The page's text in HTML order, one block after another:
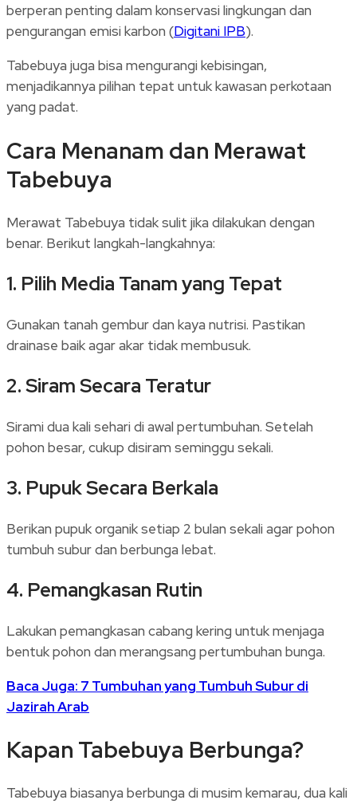
berperan penting dalam konservasi lingkungan dan
pengurangan emisi karbon (Digitani IPB).
Tabebuya juga bisa mengurangi kebisingan,
menjadikannya pilihan tepat untuk kawasan perkotaan
yang padat.
Cara Menanam dan Merawat
Tabebuya
Merawat Tabebuya tidak sulit jika dilakukan dengan
benar. Berikut langkah-langkahnya:
1. Pilih Media Tanam yang Tepat
Gunakan tanah gembur dan kaya nutrisi. Pastikan
drainase baik agar akar tidak membusuk.
2.Siram Secara Teratur
Sirami dua kali sehari di awal pertumbuhan. Setelah
pohon besar, cukup disiram seminggu sekali.
3. Pupuk Secara Berkala
Berikan pupuk organik setiap 2 bulan sekali agar pohon
tumbuh subur dan berbunga lebat.
4. Pemangkasan Rutin
Lakukan pemangkasan cabang kering untuk menjaga
bentuk pohon dan merangsang pertumbuhan bunga.
Baca Juga: 7 Tumbuhan yang Tumbuh Subur di
Jazirah Arab
Kapan Tabebuya Berbunga?
Tabebuya biasanya berbunga di musim kemarau, dua kali